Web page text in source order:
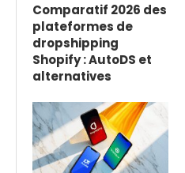
Comparatif 2026 des
plateformes de
dropshipping
Shopify : AutoDS et
alternatives